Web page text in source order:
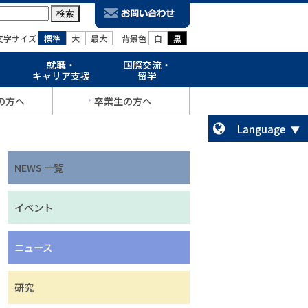
字サイズ 標準 大 最大 背景色 白 黒
就職・
キャリア支援
国際交流・
留学
方へ
卒業生の方へ
Language
NEWS 一覧
イベント
ニュース
研究